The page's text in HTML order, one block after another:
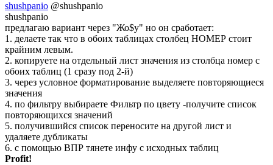
shushpanio @shushpanio
shushpanio
предлагаю вариант через "Жо$у" но он сработает:
1. делаете так что в обоих таблицах столбец НОМЕР стоит
крайним левым.
2. копируете на отдельный лист значения из столбца номер с
обоих таблиц (1 сразу под 2-й)
3. через условное форматирование выделяете повторяющиеся
значения
4. по фильтру выбираете Фильтр по цвету -получите список
повторяющихся значений
5. получившийся список переносите на другой лист и
удаляете дубликаты
6. с помощью ВПР тянете инфу с исходных таблиц
Profit!